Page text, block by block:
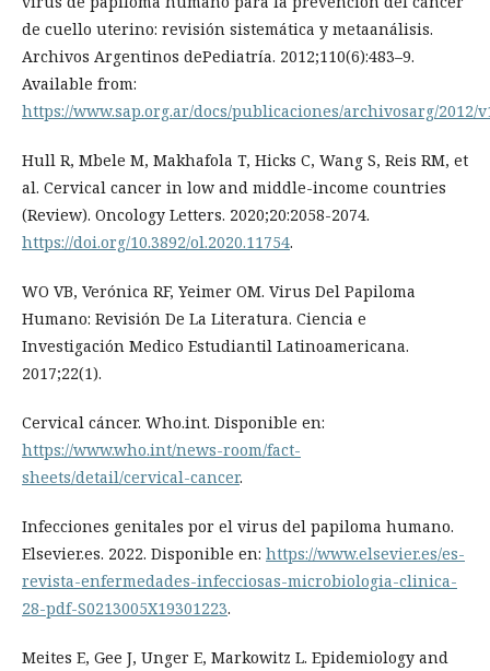
de cuello uterino: revisión sistemática y metaanálisis.
Archivos Argentinos dePediatría. 2012;110(6):483–9.
Available from:
https://www.sap.org.ar/docs/publicaciones/archivosarg/2012/
Hull R, Mbele M, Makhafola T, Hicks C, Wang S, Reis RM, et
al. Cervical cancer in low and middle-income countries
(Review). Oncology Letters. 2020;20:2058-2074.
https://doi.org/10.3892/ol.2020.11754.
WO VB, Verónica RF, Yeimer OM. Virus Del Papiloma
Humano: Revisión De La Literatura. Ciencia e
Investigación Medico Estudiantil Latinoamericana.
2017;22(1).
Cervical cáncer. Who.int. Disponible en:
https://www.who.int/news-room/fact-
sheets/detail/cervical-cancer.
Infecciones genitales por el virus del papiloma humano.
Elsevier.es. 2022. Disponible en: https://www.elsevier.es/es-
revista-enfermedades-infecciosas-microbiologia-clinica-
28-pdf-S0213005X19301223.
Meites E, Gee J, Unger E, Markowitz L. Epidemiology and